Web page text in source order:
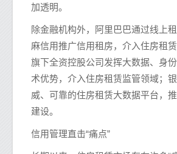
加透明。
除金融机构外，阿里巴巴通过线上
麻信用推广信用租房，介入住房租
旗下全资控股公司发挥大数据、身
术优势，介入住房租赁监管领域；
威、可靠的住房租赁大数据平台，
建设。
信用管理直击“痛点”